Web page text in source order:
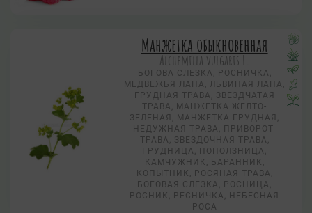
Манжетка обыкновенная
Alchemilla vulgaris L.
БОГОВА СЛЕЗКА, РОСНИЧКА,
МЕДВЕЖЬЯ ЛАПА, ЛЬВИНАЯ ЛАПА,
ГРУДНАЯ ТРАВА, ЗВЕЗДЧАТАЯ
ТРАВА, МАНЖЕТКА ЖЕЛТО-
ЗЕЛЕНАЯ, МАНЖЕТКА ГРУДНАЯ,
НЕДУЖНАЯ ТРАВА, ПРИВОРОТ-
ТРАВА, ЗВЕЗДОЧНАЯ ТРАВА,
ГРУДНИЦА, ПОПОЛЗНИЦА,
КАМЧУЖНИК, БАРАННИК,
КОПЫТНИК, РОСЯНАЯ ТРАВА,
БОГОВАЯ СЛЕЗКА, РОСНИЦА,
РОСНИК, РЕСНИЧКА, НЕБЕСНАЯ
РОСА